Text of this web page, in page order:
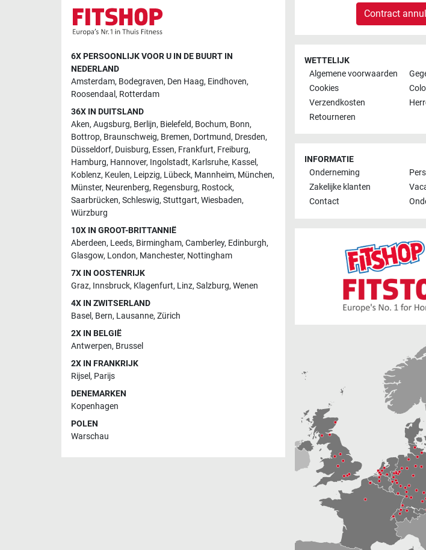
6X PERSOONLIJK VOOR U IN DE BUURT IN
NEDERLAND
Amsterdam, Bodegraven, Den Haag, Eindhoven,
Roosendaal , Rotterdam
36X IN DUITSLAND
Aken, Augsburg, Berlijn, Bielefeld, Bochum, Bonn,
Bottrop, Braunschweig, Bremen, Dortmund, Dresden,
Düsseldorf, Duisburg, Essen, Frankfurt, Freiburg,
Hamburg, Hannover, Ingolstadt, Karlsruhe, Kassel,
Koblenz, Keulen, Leipzig, Lübeck, Mannheim, München,
Münster, Neurenberg, Regensburg, Rostock,
Saarbrücken, Schleswig, Stuttgart, Wiesbaden,
Würzburg
10X IN GROOT-BRITTANNIË
Aberdeen, Leeds, Birmingham, Camberley, Edinburgh,
Glasgow, London, Manchester, Nottingham
7X IN OOSTENRIJK
Graz, Innsbruck, Klagenfurt, Linz, Salzburg, Wenen
4X IN ZWITSERLAND
Basel, Bern, Lausanne, Zürich
2X IN BELGIË
Antwerpen, Brussel
2X IN FRANKRIJK
Rijsel, Parijs
DENEMARKEN
Kopenhagen
POLEN
Warschau
Contract
WETTELIJK
Algemene voorwaarden
Cookies
Verzendkosten
Retourneren
INFORMATIE
Onderneming
Zakelijke klanten
Contact